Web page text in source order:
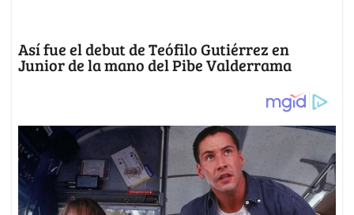
Así fue el debut de Teófilo Gutiérrez en
Junior de la mano del Pibe Valderrama